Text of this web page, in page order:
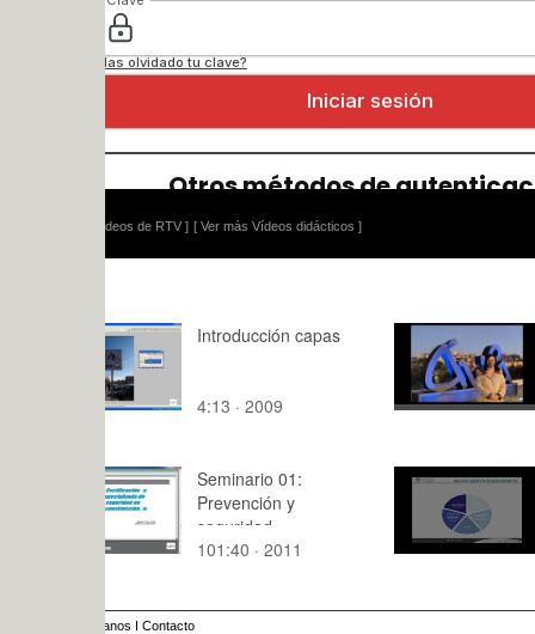
[ Ver más Vídeos didácticos ]
Introducción capas
4:13 · 2009
E12.
Sánchez
2:30 · 2021
Seminario 01:
Prevención y
seguridad
101:40 · 2011
Aspectos
mediación
2:26 · 2022